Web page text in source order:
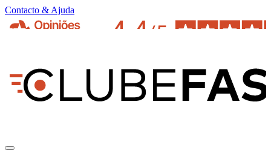
Contacto & Ajuda